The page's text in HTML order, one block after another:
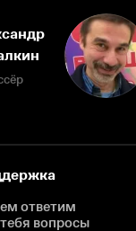
ответим
тебя вопросы